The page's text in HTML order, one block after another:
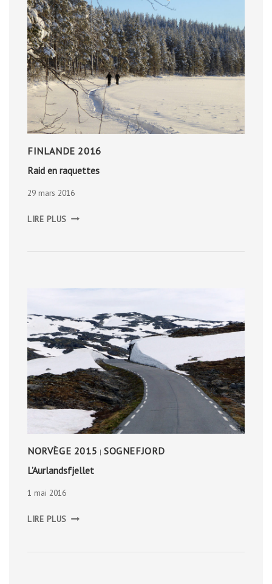
FINLANDE 2016
Raid en raquettes
29 mars 2016
LIRE PLUS
NORVÈGE 2015 | SOGNEFJORD
L’Aurlandsfjellet
1 mai 2016
LIRE PLUS